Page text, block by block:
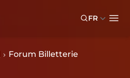
FR
Forum Billetterie